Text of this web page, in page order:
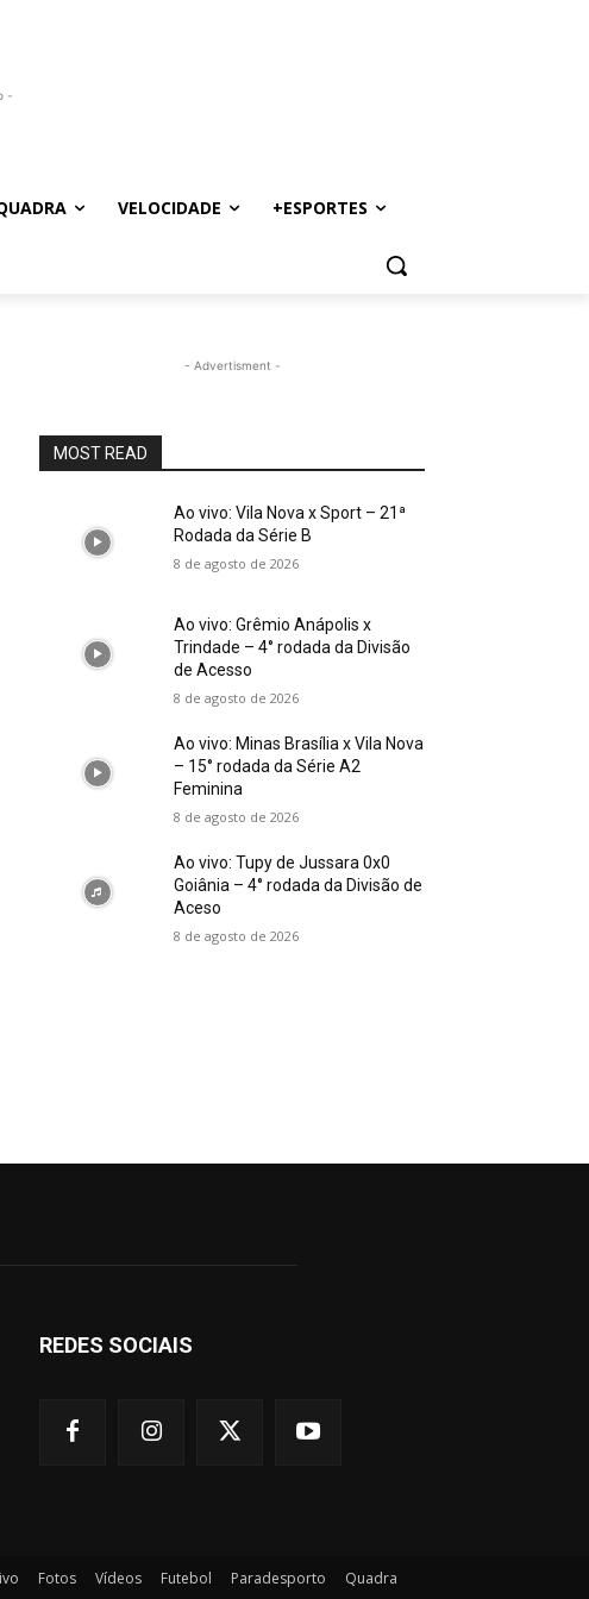
-
VELOCIDADE +ESPORTES
- Advertisment -
MOST READ
Ao vivo: Vila Nova x Sport – 21ª
Rodada da Série B
8 de agosto de 2026
Ao vivo: Grêmio Anápolis x
Trindade – 4° rodada da Divisão
de Acesso
8 de agosto de 2026
Ao vivo: Minas Brasília x Vila Nova
– 15° rodada da Série A2
Feminina
8 de agosto de 2026
Ao vivo: Tupy de Jussara 0x0
Goiânia – 4° rodada da Divisão de
Aceso
8 de agosto de 2026
REDES SOCIAIS
Fotos Vídeos Futebol Paradesporto
Quadra